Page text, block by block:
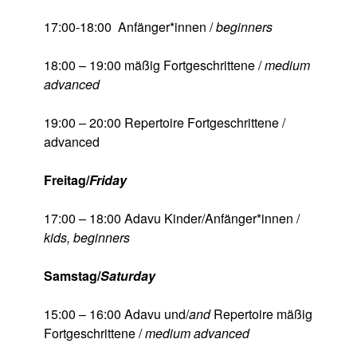
17:00-18:00 Anfänger*innen /beginners
18:00 – 19:00 mäßig Fortgeschrittene /medium
advanced
19:00 – 20:00 Repertoire Fortgeschrittene /
advanced
Freitag/Friday
17:00 – 18:00 Adavu Kinder/Anfänger*innen /
kids, beginners
Samstag/Saturday
15:00 – 16:00 Adavu und/andRepertoire mäßig
Fortgeschrittene /medium advanced